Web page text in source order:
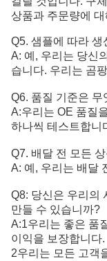
상품과 주문량에 대
Q5. 샘플에 따라
A: 예, 우리는 당신
습니다. 우리는 곰
Q6. 품질 기준은 무
A:우리는 OE 품질
하나씩 테스트합니
Q7. 배달 전 모든
A: 예, 우리는 배달
Q8: 당신은 우리의
만들 수 있습니까?
A:1우리는 좋은 품
이익을 보장합니다.
2우리는 모든 고객